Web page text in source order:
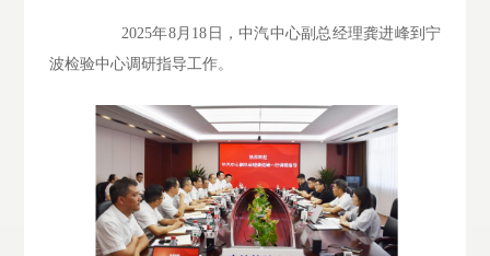
2025年8月18日，中汽中心副总经理龚进峰到宁
波检验中心调研指导工作。